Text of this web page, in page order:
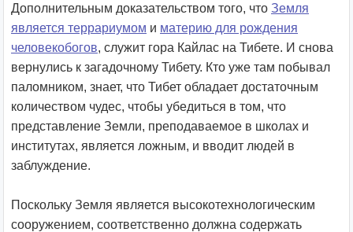
Дополнительным доказательством того, что Земля
является террариумом и материю для рождения
человекобогов, служит гора Кайлас на Тибете. И снова
вернулись к загадочному Тибету. Кто уже там побывал
паломником, знает, что Тибет обладает достаточным
количеством чудес, чтобы убедиться в том, что
представление Земли, преподаваемое в школах и
институтах, является ложным, и вводит людей в
заблуждение.
Поскольку Земля является высокотехнологическим
сооружением, соответственно должна содержать